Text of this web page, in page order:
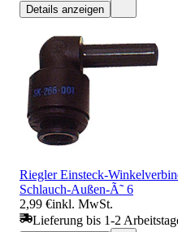
Details anzeigen
Riegler Einsteck-
Schlauch-Außen-Ã˜ 6
2,99 €inkl. MwSt.
Lieferung bis 1-2